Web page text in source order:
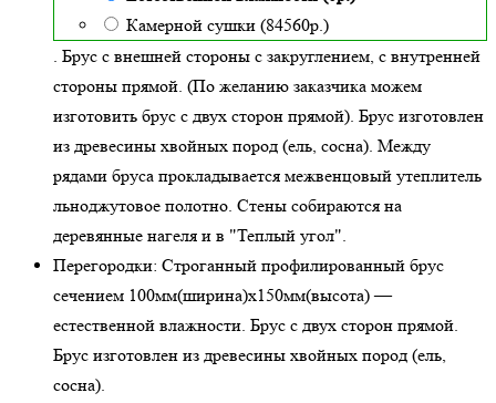
Камерной сушки (84560р.)
. Брус с внешней стороны с закруглением, с внутренней
стороны прямой. (По желанию заказчика можем
изготовить брус с двух сторон прямой). Брус изготовлен
из древесины хвойных пород (ель, сосна). Между
рядами бруса прокладывается межвенцовый утеплитель
льноджутовое полотно. Стены собираются на
деревянные нагеля и в "Теплый угол".
Перегородки: Строганный профилированный брус
сечением 100мм(ширина)x150мм(высота) —
естественной влажности. Брус с двух сторон прямой.
Брус изготовлен из древесины хвойных пород (ель,
сосна).